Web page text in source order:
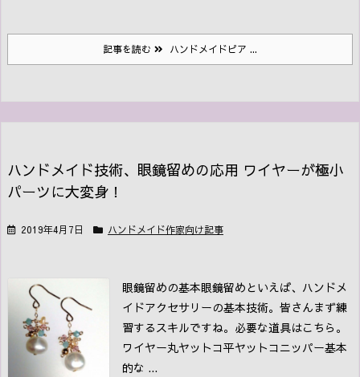
記事を読む ハンドメイドピア ...
ハンドメイド技術、眼鏡留めの応用 ワイヤーが極小
パーツに大変身！
2019年4月7日 ハンドメイド作家向け記事
眼鏡留めの基本眼鏡留めといえば、ハンドメ
イドアクセサリーの基本技術。皆さんまず練
習するスキルですね。 必要な道具はこちら。
ワイヤー丸ヤットコ平ヤットコニッパー基本
的な ...